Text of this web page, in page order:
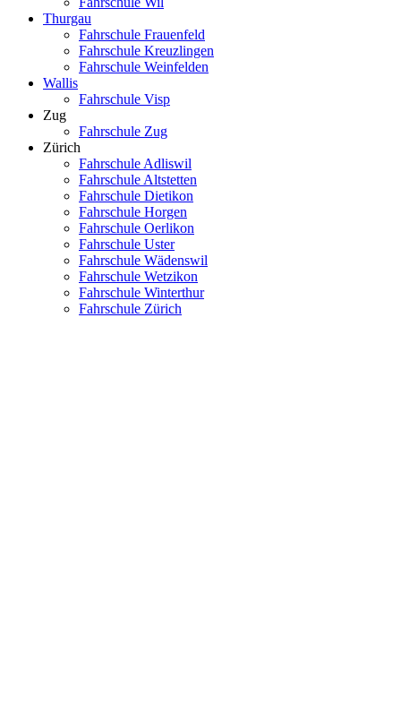
Thurgau
Fahrschule Frauenfeld
Fahrschule Kreuzlingen
Fahrschule Weinfelden
Wallis
Fahrschule Visp
Zug
Fahrschule Zug
Zürich
Fahrschule Adliswil
Fahrschule Altstetten
Fahrschule Dietikon
Fahrschule Horgen
Fahrschule Oerlikon
Fahrschule Uster
Fahrschule Wädenswil
Fahrschule Wetzikon
Fahrschule Winterthur
Fahrschule Zürich